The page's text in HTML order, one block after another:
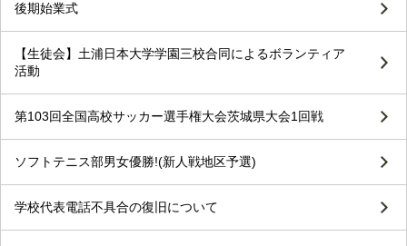
後期始業式
【生徒会】土浦日本大学学園三校合同によるボランティア
活動
第103回全国高校サッカー選手権大会茨城県大会1回戦
ソフトテニス部男女優勝!(新人戦地区予選)
学校代表電話不具合の復旧について